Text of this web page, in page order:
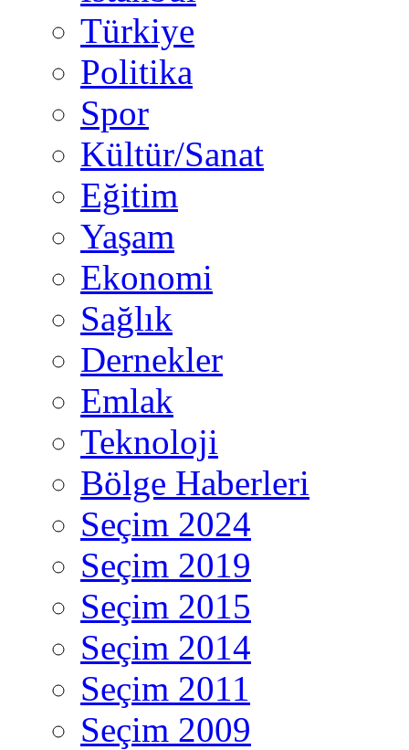
Türkiye
Politika
Spor
Kültür/Sanat
Eğitim
Yaşam
Ekonomi
Sağlık
Dernekler
Emlak
Teknoloji
Bölge Haberleri
Seçim 2024
Seçim 2019
Seçim 2015
Seçim 2014
Seçim 2011
Seçim 2009